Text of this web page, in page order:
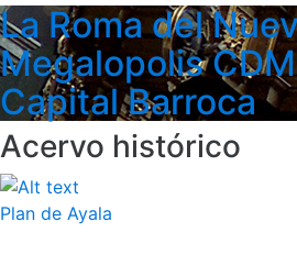
La Roma del
Megalopolis
Capital Barroca
Acervo histórico
Plan de Ayala